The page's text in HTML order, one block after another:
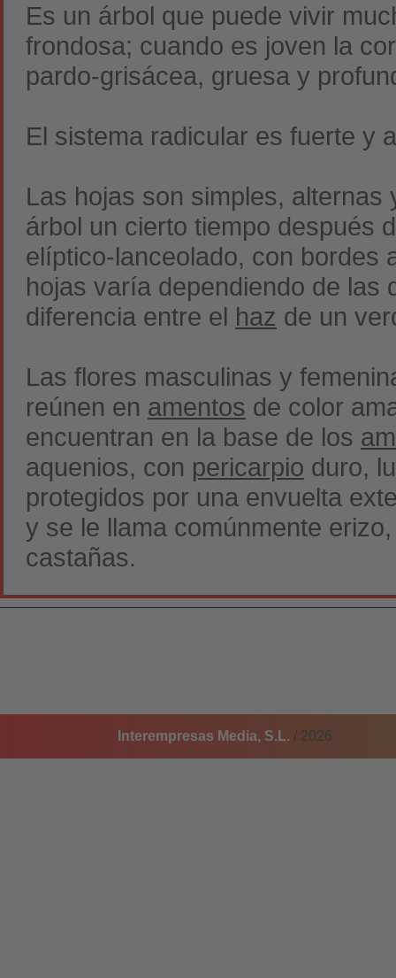
Es un árbol que puede vivir
frondosa; cuando es joven la
pardo-grisácea, gruesa y
El sistema radicular es fuerte y
Las hojas son simples,
árbol un cierto tiempo después
elíptico-lanceolado, con bordes
hojas varía dependiendo de las
diferencia entre el haz de un
Las flores masculinas y
reúnen en amentos de color
encuentran en la base de los
aquenios, con pericarpio duro,
protegidos por una envuelta
y se le llama comúnmente
castañas.
Interempresas Media, S.L. / 2026